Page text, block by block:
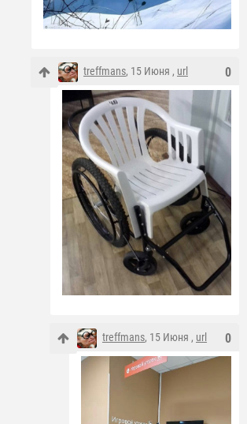
0
treffmans, 15 Июня , url
0
treffmans, 15 Июня , url